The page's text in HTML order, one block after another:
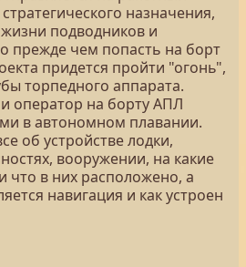
назначения,
подводников и
прежде чем попасть на борт
придется пройти "огонь",
торпедного аппарата.
оператор на борту АПЛ
в автономном плавании.
об устройстве лодки,
вооружении, на какие
что в них расположено, а
навигация и как устроен